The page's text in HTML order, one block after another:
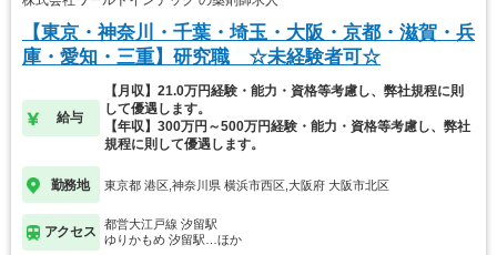
【東京・神奈川・千葉・埼玉・大阪・京都・滋賀・兵
庫・愛知・三重】研究職 ☆未経験者可☆
給与
【月収】21.0万円経験・能力・資格等考慮し、弊社規程に則
して優遇します。
【年収】300万円～500万円経験・能力・資格等考慮し、弊社
規程に則して優遇します。
勤務地 東京都 港区,神奈川県 横浜市西区,大阪府 大阪市北区
アクセス
都営大江戸線 汐留駅
ゆりかもめ 汐留駅…ほか